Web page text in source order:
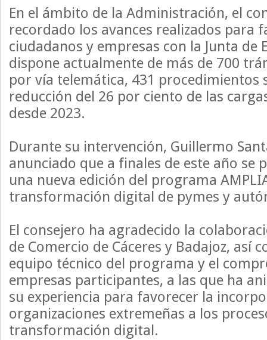
En el ámbito de la Administración, el
recordado los avances realizados para
ciudadanos y empresas con la Junta de
dispone actualmente de más de 700
por vía telemática, 431 procedimientos
reducción del 26 por ciento de las
desde 2023.
Durante su intervención, Guillermo
anunciado que a finales de este año se
una nueva edición del programa
transformación digital de pymes y
El consejero ha agradecido la
de Comercio de Cáceres y Badajoz, así
equipo técnico del programa y el
empresas participantes, a las que ha
su experiencia para favorecer la
organizaciones extremeñas a los
transformación digital.